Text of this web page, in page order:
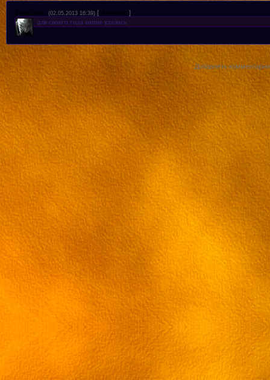
6 эпизод
8 эпизод
9 эпизод
10 эпизод
11 эпизод
12 эпизод
1 MaDels (02.05.2013 16:39) [Материал ]
для своего года аниме удалось
Добавлять